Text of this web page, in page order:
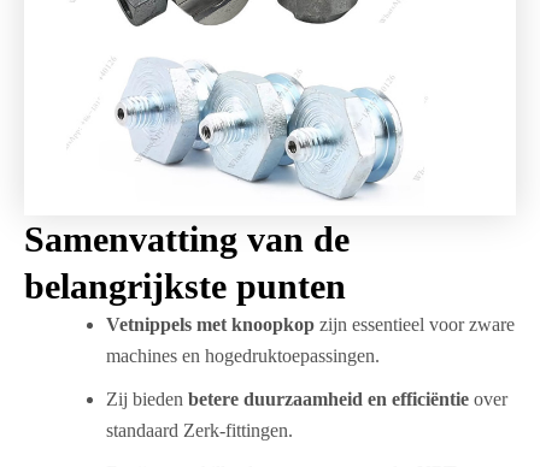
Samenvatting van de
belangrijkste punten
Vetnippels met knoopkop zijn essentieel voor zware
machines en hogedruktoepassingen.
Zij bieden betere duurzaamheid en efficiëntie over
standaard Zerk-fittingen.